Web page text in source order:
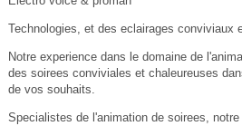
Technologies, et des eclairages conviviaux
Notre experience dans le domaine de
des soirees conviviales et chaleureuses
de vos souhaits.
Specialistes de l'animation de soirees,